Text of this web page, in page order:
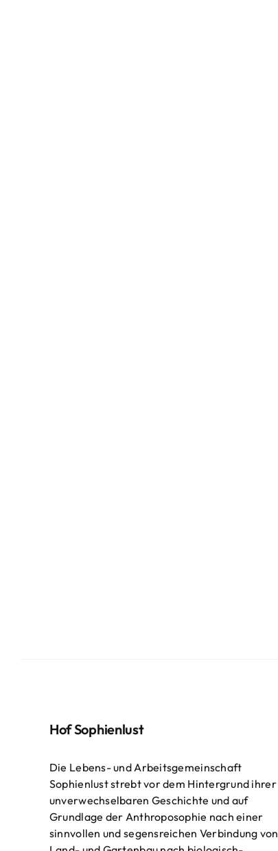
Hof Sophienlust
Die Lebens- und Arbeitsgemeinschaft
Sophienlust strebt vor dem Hintergrund ihrer
unverwechselbaren Geschichte und auf
Grundlage der Anthroposophie nach einer
sinnvollen und segensreichen Verbindung von